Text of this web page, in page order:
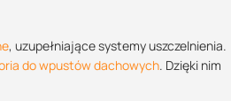
, uzupełniające systemy uszczelnienia.
do wpustów dachowych. Dzięki nim